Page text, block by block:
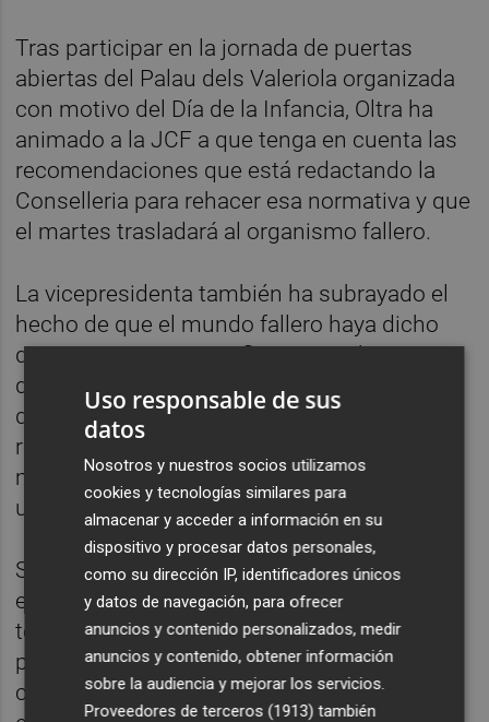
Tras participar en la jornada de puertas
abiertas del Palau dels Valeriola organizada
con motivo del Día de la Infancia, Oltra ha
animado a la JCF a que tenga en cuenta las
recomendaciones que está redactando la
Conselleria para rehacer esa normativa y que
el martes trasladará al organismo fallero.
La vicepresidenta también ha subrayado el
hecho de que el mundo fallero haya dicho
que se va a sentar a reflexionar sobre este
documento "para adaptarlo a los tiempos
que corren y, sobre todo, adaptarlo a esas
relaciones igualitarias entre hombres y
mujeres que queremos construir y que es
uno de los objetivos de la Conselleria".
Según Oltra, en este momento se está
estudiando el documento y redactando un
texto con recomendaciones "para ayudar al
proceso de reflexión" y que esté en sintonía
con una legislación y unos valores que tiene
Uso responsable de sus
datos
Nosotros y nuestros socios utilizamos
cookies y tecnologías similares para
almacenar y acceder a información en su
dispositivo y procesar datos personales,
como su dirección IP, identificadores únicos
y datos de navegación, para ofrecer
anuncios y contenido personalizados, medir
anuncios y contenido, obtener información
sobre la audiencia y mejorar los servicios.
Proveedores de terceros (1913) también